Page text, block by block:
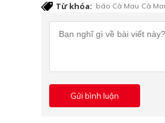
Từ khóa: báo Cà Mau Cà